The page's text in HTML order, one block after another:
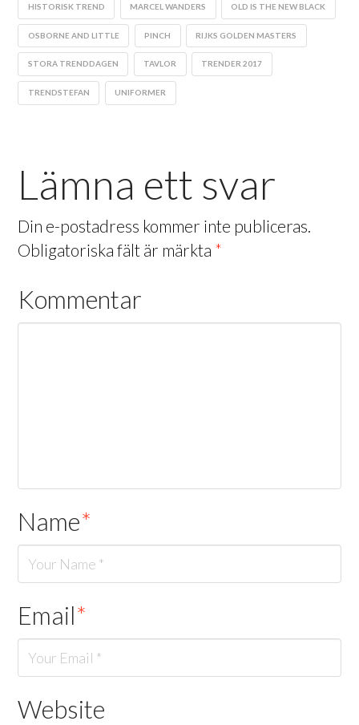
HISTORISK TREND MARCEL WANDERS OLD IS THE NEW BLACK
OSBORNE AND LITTLE PINCH RIJKS GOLDEN MASTERS
STORA TRENDDAGEN TAVLOR TRENDER 2017
TRENDSTEFAN UNIFORMER
Lämna ett svar
Din e-postadress kommer inte publiceras.
Obligatoriska fält är märkta *
Kommentar
Name*
Email*
Website